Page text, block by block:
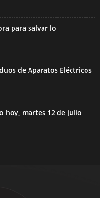
para salvar lo
de Aparatos Eléctricos
hoy, martes 12 de julio